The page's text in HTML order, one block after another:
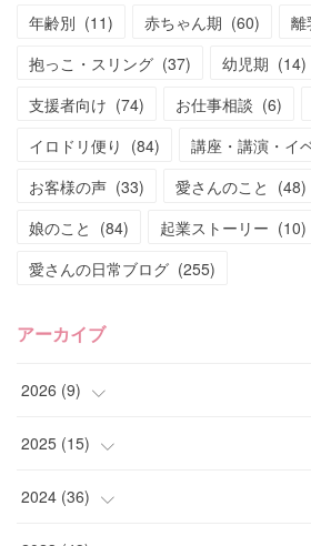
年齢別 (11) 赤ちゃん期 (60) 離
抱っこ・スリング (37) 幼児期 (14)
支援者向け (74) お仕事相談 (6)
イロドリ便り (84) 講座・講演・イ
お客様の声 (33) 愛さんのこと (48)
娘のこと (84) 起業ストーリー (10)
愛さんの日常ブログ (255)
アーカイブ
2026 (9)
(4)
(2)
2025 (15)
(4)
2024 (36)